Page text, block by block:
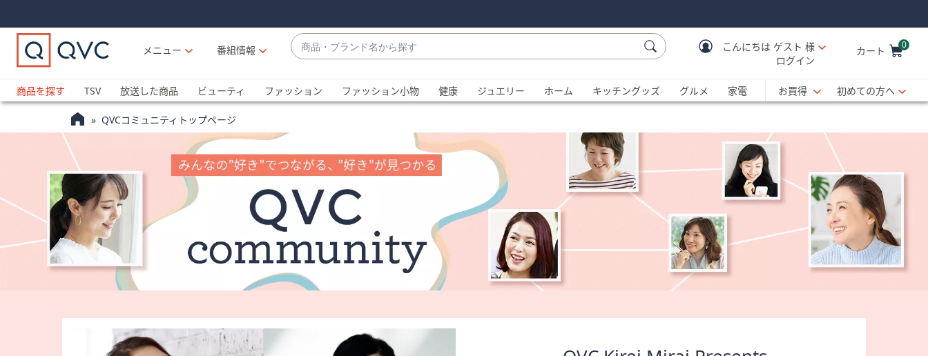
Links
Links2
メニュー
番組情報
商
品・
ラ
ン
か
ら
探
す
補
が
能
場
合、
下
の
矢
キ
こんにちは ゲスト 様
ログイン
カート 0
商品を探す
TSV 放送した商品 ビューティ ファッション ファッション小物 健康 ジュエリー ホーム キッチングッズ グルメ 家電 お買得 初めての方へ
QVCコミュニティトップページ